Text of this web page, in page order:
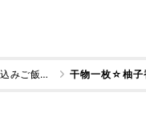
炊き込みご飯・混ぜご飯 干物一枚☆柚子